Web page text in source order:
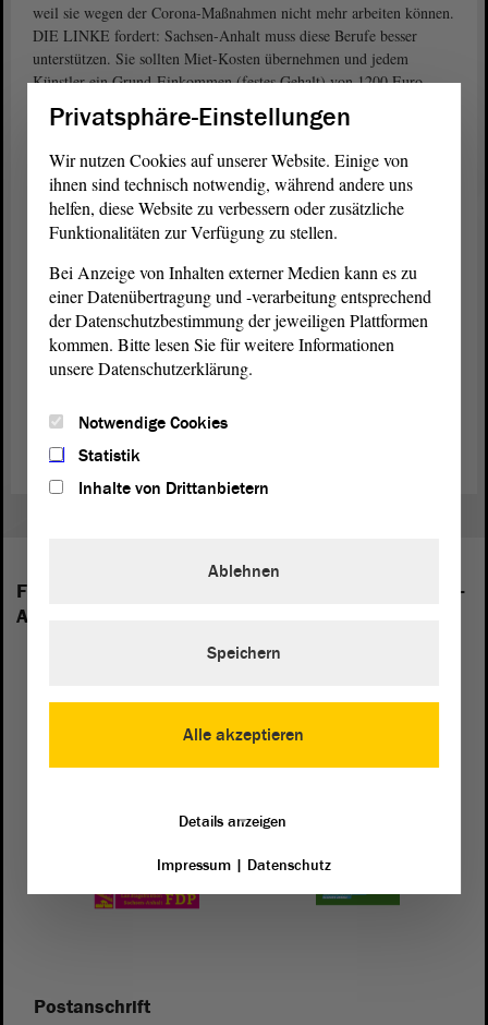
weil sie wegen der Corona-Maßnahmen nicht mehr arbeiten können.
DIE LINKE fordert: Sachsen-Anhalt muss diese Berufe besser
unterstützen. Sie sollten Miet-Kosten übernehmen und jedem
Künstler ein Grund-Einkommen (festes Gehalt) von 1200 Euro
monatlich zahlen.
Alexander Raue (AfD)
hält die Corona-Maßnahmen für
übertrieben. Bei anderen Grippe-Erkrankungen in den letzten Jahren
wurden beispielsweise auch keine Gaststätten geschlossen. Die
Bundes-Regierung und die Landes-Regierung in Sachsen-Anhalt
verbreiten Panik bei den Menschen. Sie sorgen quasi selbst für die
Wirtschaftskrise.
Am Ende der Debatte
haben die Abgeordneten noch nichts
Konkretes entschieden. Über denAntrag der Fraktion
wollen sie in den Ausschüssen (Kultur und Wirtschaft) weiter
beraten.
(Das ist ein Angebot in Einfacher Sprache).
Folgende Fraktionen sind im Landtag von Sachsen-
Anhalt vertreten:
Postanschrift
Privatsphäre-Einstellungen
Wir nutzen Cookies auf unserer Website. Einige von
ihnen sind technisch notwendig, während andere uns
helfen, diese Website zu verbessern oder zusätzliche
Funktionalitäten zur Verfügung zu stellen.
Bei Anzeige von Inhalten externer Medien kann es zu
einer Datenübertragung und -verarbeitung entsprechend
der Datenschutzbestimmung der jeweiligen Plattformen
kommen. Bitte lesen Sie für weitere Informationen
unsere Datenschutzerklärung.
Notwendige Cookies
Statistik
Inhalte von Drittanbietern
Alle akzeptieren
Ablehnen
Speichern
Details anzeigen
Impressum| Datenschutz